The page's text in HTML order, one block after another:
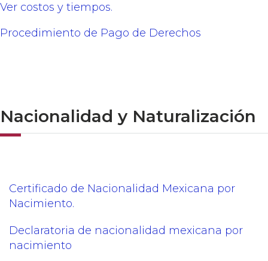
Ver costos y tiempos.
Procedimiento de Pago de Derechos
Nacionalidad y Naturalización
Certificado de Nacionalidad Mexicana por
Nacimiento.
Declaratoria de nacionalidad mexicana por
nacimiento